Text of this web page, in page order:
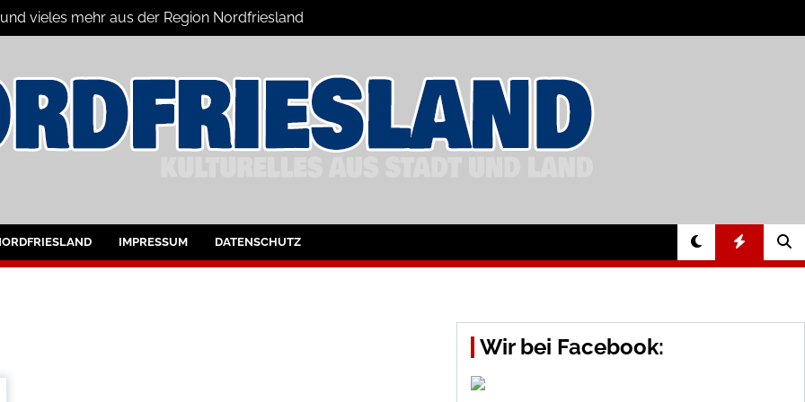
vieles mehr aus der Region Nordfriesland
für Nordfriesland und Husum
IMPRESSUM DATENSCHUTZ
Wir bei Facebook: